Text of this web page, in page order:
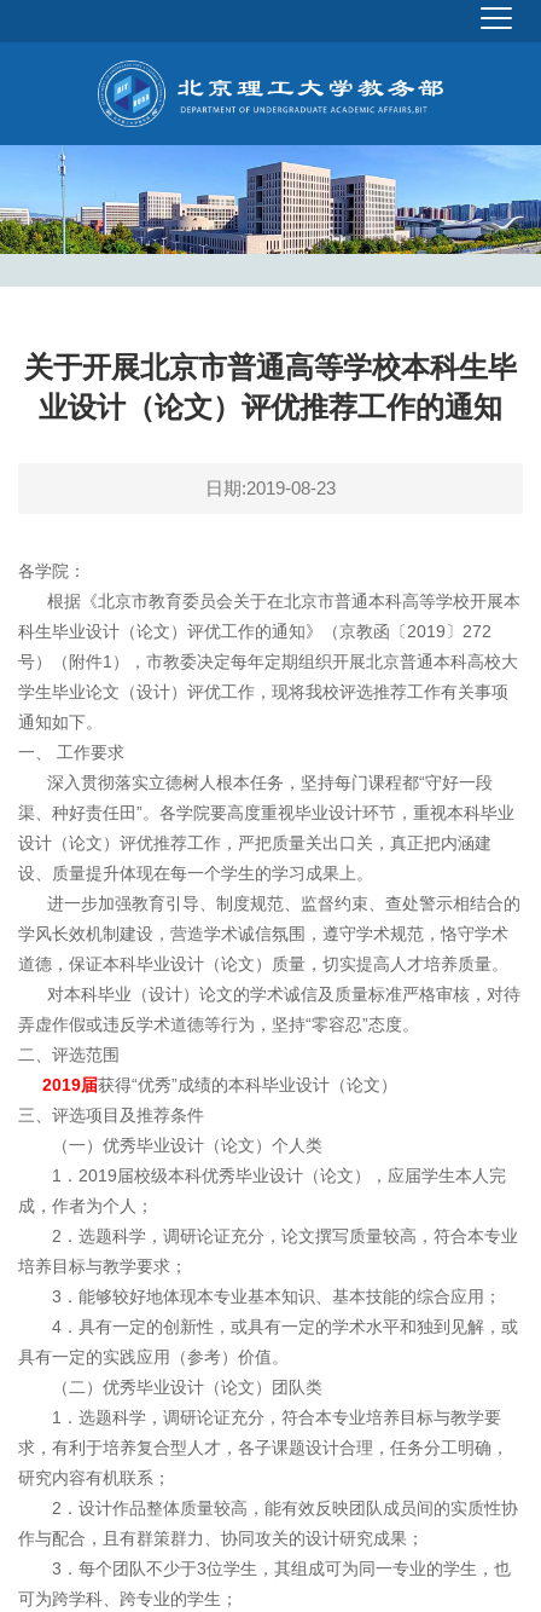
关于开展北京市普通高等学校本科生毕
业设计（论文）评优推荐工作的通知
日期:2019-08-23
各学院：
根据《北京市教育委员会关于在北京市普通本科高等学校开展本
科生毕业设计（论文）评优工作的通知》（京教函〔2019〕272
号）（附件1），市教委决定每年定期组织开展北京普通本科高校大
学生毕业论文（设计）评优工作，现将我校评选推荐工作有关事项
通知如下。
一、 工作要求
深入贯彻落实立德树人根本任务，坚持每门课程都“守好一段
渠、种好责任田”。各学院要高度重视毕业设计环节，重视本科毕业
设计（论文）评优推荐工作，严把质量关出口关，真正把内涵建
设、质量提升体现在每一个学生的学习成果上。
进一步加强教育引导、制度规范、监督约束、查处警示相结合的
学风长效机制建设，营造学术诚信氛围，遵守学术规范，恪守学术
道德，保证本科毕业设计（论文）质量，切实提高人才培养质量。
对本科毕业（设计）论文的学术诚信及质量标准严格审核，对待
弄虚作假或违反学术道德等行为，坚持“零容忍”态度。
二、评选范围
2019届获得“优秀”成绩的本科毕业设计（论文）
三、评选项目及推荐条件
（一）优秀毕业设计（论文）个人类
1．2019届校级本科优秀毕业设计（论文），应届学生本人完
成，作者为个人；
2．选题科学，调研论证充分，论文撰写质量较高，符合本专业
培养目标与教学要求；
3．能够较好地体现本专业基本知识、基本技能的综合应用；
4．具有一定的创新性，或具有一定的学术水平和独到见解，或
具有一定的实践应用（参考）价值。
（二）优秀毕业设计（论文）团队类
1．选题科学，调研论证充分，符合本专业培养目标与教学要
求，有利于培养复合型人才，各子课题设计合理，任务分工明确，
研究内容有机联系；
2．设计作品整体质量较高，能有效反映团队成员间的实质性协
作与配合，且有群策群力、协同攻关的设计研究成果；
3．每个团队不少于3位学生，其组成可为同一专业的学生，也
可为跨学科、跨专业的学生；